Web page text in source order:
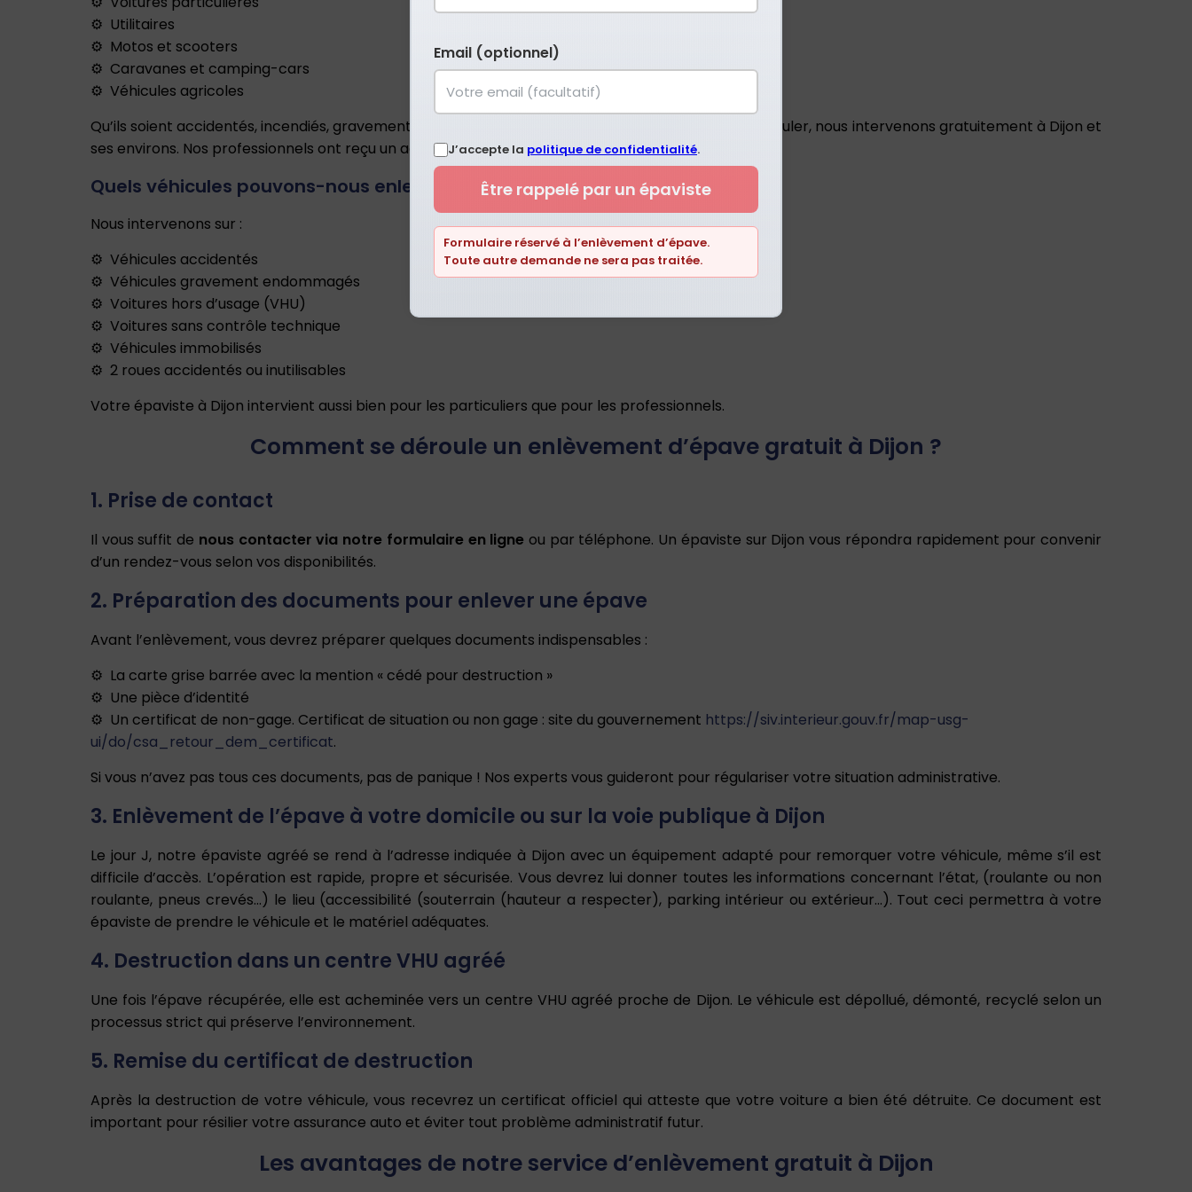
Utilitaires
Motos et scooters
Caravanes et camping-cars
Véhicules agricoles
Qu’ils soient accidentés, incendiés, gravement endommagés ou tout simplement trop vieux pour rouler, nous intervenons gratuitement à Dijon et
ses environs. Nos professionnels ont reçu un agrément préfectoral pour exercer.
Quels véhicules pouvons-nous enlever à Dijon ?
Nous intervenons sur :
Véhicules accidentés
Véhicules gravement endommagés
Voitures hors d’usage (VHU)
Voitures sans contrôle technique
Véhicules immobilisés
2 roues accidentés ou inutilisables
Votre épaviste à Dijon intervient aussi bien pour les particuliers que pour les professionnels.
Comment se déroule un enlèvement d’épave gratuit à Dijon ?
1. Prise de contact
Il vous suffit de nous contacter via notre formulaire en ligne ou par téléphone. Un épaviste sur Dijon vous répondra rapidement pour convenir
d’un rendez-vous selon vos disponibilités.
2. Préparation des documents pour enlever une épave
Avant l’enlèvement, vous devrez préparer quelques documents indispensables :
La carte grise barrée avec la mention « cédé pour destruction »
Une pièce d’identité
Un certificat de non-gage. Certificat de situation ou non gage : site du gouvernement https://siv.interieur.gouv.fr/map-usg-
ui/do/csa_retour_dem_certificat.
Si vous n’avez pas tous ces documents, pas de panique ! Nos experts vous guideront pour régulariser votre situation administrative.
3. Enlèvement de l’épave à votre domicile ou sur la voie publique à Dijon
Le jour J, notre épaviste agréé se rend à l’adresse indiquée à Dijon avec un équipement adapté pour remorquer votre véhicule, même s’il est
difficile d’accès. L’opération est rapide, propre et sécurisée. Vous devrez lui donner toutes les informations concernant l’état, (roulante ou non
roulante, pneus crevés…) le lieu (accessibilité (souterrain (hauteur a respecter), parking intérieur ou extérieur…). Tout ceci permettra à votre
épaviste de prendre le véhicule et le matériel adéquates.
4. Destruction dans un centre VHU agréé
Une fois l’épave récupérée, elle est acheminée vers un centre VHU agréé proche de Dijon. Le véhicule est dépollué, démonté, recyclé selon un
processus strict qui préserve l’environnement.
5. Remise du certificat de destruction
Après la destruction de votre véhicule, vous recevrez un certificat officiel qui atteste que votre voiture a bien été détruite. Ce document est
important pour résilier votre assurance auto et éviter tout problème administratif futur.
Les avantages de notre service d’enlèvement gratuit à Dijon
Email (optionnel)
J’accepte la politique de confidentialité.
Être rappelé par un épaviste
Formulaire réservé à l’enlèvement d’épave.
Toute autre demande ne sera pas traitée.